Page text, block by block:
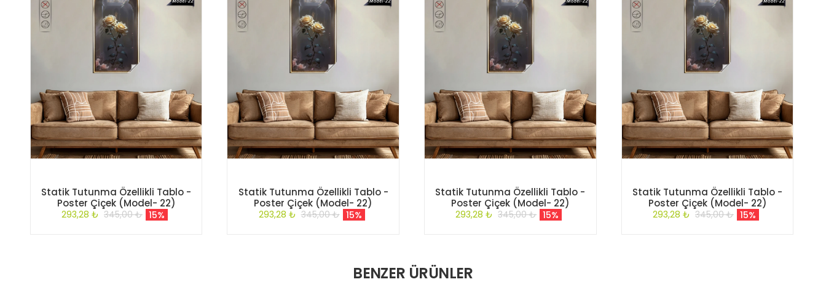
Statik Tutunma Özellikli Tablo -
Poster Çiçek (Model- 22)
293,28 ₺ 345,00 ₺ 15%
Statik Tutunma Özellikli Tablo -
Poster Çiçek (Model- 22)
293,28 ₺ 345,00 ₺ 15%
Statik Tutunma Özellikli Tablo -
Poster Çiçek (Model- 22)
293,28 ₺ 345,00 ₺ 15%
Statik Tutunma Özellikli Tablo -
Poster Çiçek (Model- 22)
293,28 ₺ 345,00 ₺ 15%
BENZER ÜRÜNLER